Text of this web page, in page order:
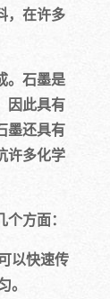
，在许多
。石墨是
因此具有
墨还具有
许多化学
方面：
以快速传
。